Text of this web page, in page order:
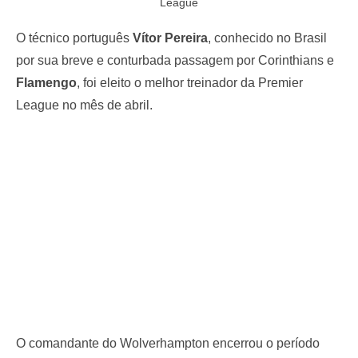
O técnico português Vítor Pereira, conhecido no Brasil
por sua breve e conturbada passagem por Corinthians e
Flamengo, foi eleito o melhor treinador da Premier
League no mês de abril.
O comandante do Wolverhampton encerrou o período